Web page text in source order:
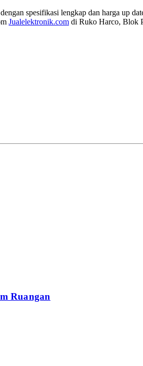
spesifikasi lengkap dan harga up
Jualelektronik.com di Ruko Harco, Blok
Ruangan